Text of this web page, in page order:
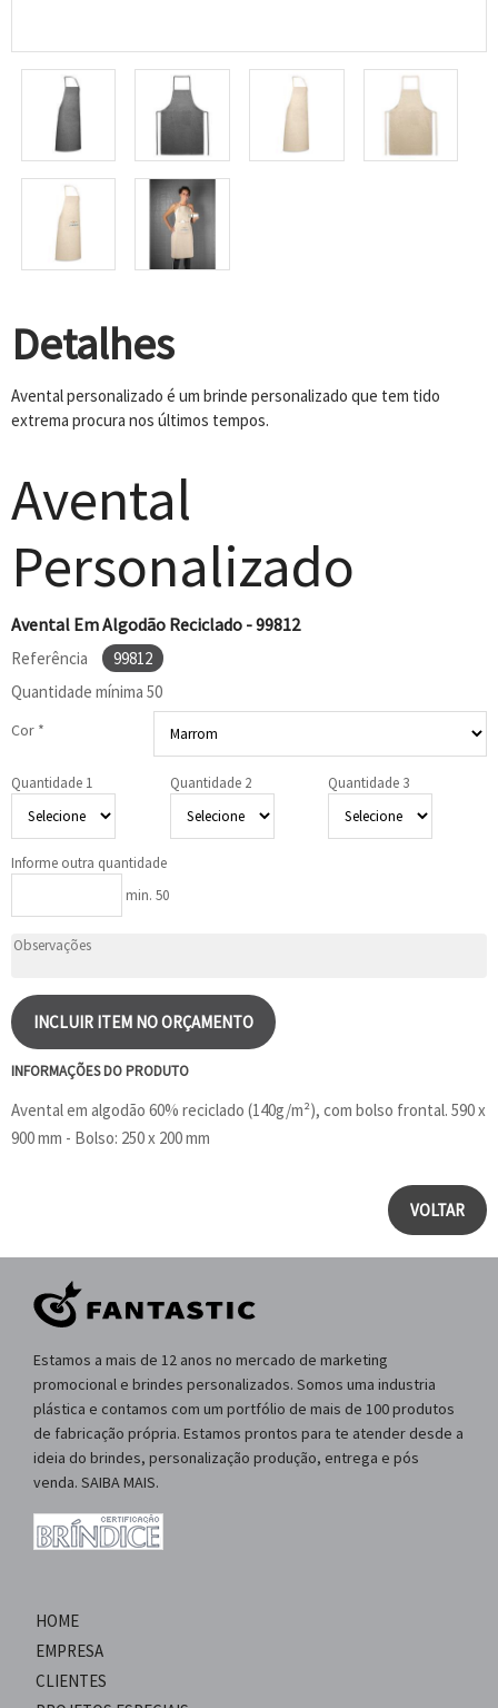
Detalhes
Avental personalizado é um brinde personalizado que tem tido
extrema procura nos últimos tempos.
Avental
Personalizado
Avental Em Algodão Reciclado - 99812
Referência
99812
Quantidade mínima 50
Cor *
Quantidade 1 Quantidade 2 Quantidade 3
Informe outra quantidade
min. 50
INCLUIR ITEM NO ORÇAMENTO
INFORMAÇÕES DO PRODUTO
Avental em algodão 60% reciclado (140g/m²), com bolso frontal. 590 x
900 mm - Bolso: 250 x 200 mm
VOLTAR
Estamos a mais de 12 anos no mercado de marketing
promocional e brindes personalizados. Somos uma industria
plástica e contamos com um portfólio de mais de 100 produtos
de fabricação própria. Estamos prontos para te atender desde a
ideia do brindes, personalização produção, entrega e pós
venda. SAIBA MAIS.
HOME
EMPRESA
CLIENTES